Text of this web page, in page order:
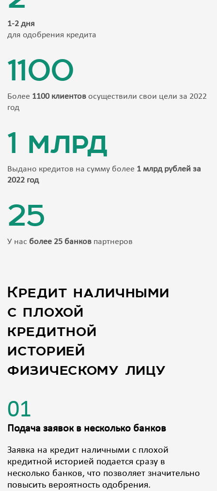
1-2 дня
для одобрения кредита
1100
Более 1100 клиентов осуществили свои цели за 2022
год
1 млрд
Выдано кредитов на сумму более 1 млрд рублей за
2022 год
25
У нас более 25 банков партнеров
Кредит наличными
с плохой
кредитной
историей
физическому лицу
01
Подача заявок в несколько банков
Заявка на кредит наличными с плохой
кредитной историей подается сразу в
несколько банков, что позволяет значительно
повысить вероятность одобрения.